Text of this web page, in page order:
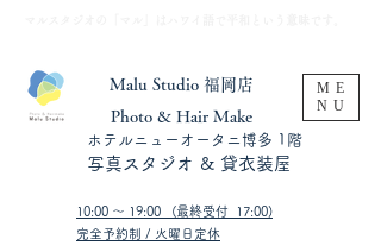
Malu Studio 福岡店
ME
NU
10:00 〜 19:00 (最終受付 17:00)​
完全予約制 / 火曜日定休
​Photo & Hair Make
​ホテルニューオータニ博多 1階
​写真スタジオ & 貸衣装屋